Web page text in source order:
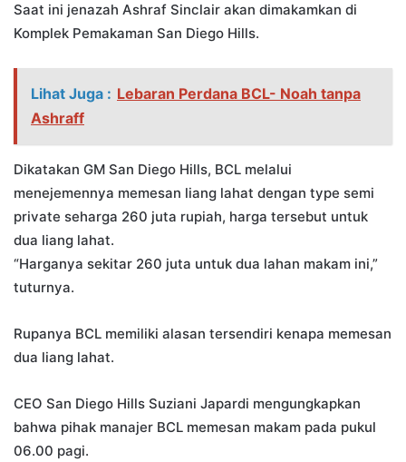
Saat ini jenazah Ashraf Sinclair akan dimakamkan di
Komplek Pemakaman San Diego Hills.
Lihat Juga : Lebaran Perdana BCL- Noah tanpa
Ashraff
Dikatakan GM San Diego Hills, BCL melalui
menejemennya memesan liang lahat dengan type semi
private seharga 260 juta rupiah, harga tersebut untuk
dua liang lahat.
“Harganya sekitar 260 juta untuk dua lahan makam ini,”
tuturnya.
Rupanya BCL memiliki alasan tersendiri kenapa memesan
dua liang lahat.
CEO San Diego Hills Suziani Japardi mengungkapkan
bahwa pihak manajer BCL memesan makam pada pukul
06.00 pagi.